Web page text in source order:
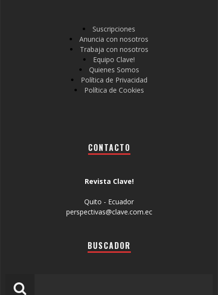
Suscripciones
Anuncia con nosotros
Trabaja con nosotros
Equipo Clave!
Quienes Somos
Política de Privacidad
Política de Cookies
CONTACTO
Revista Clave!
Quito - Ecuador
perspectivas@clave.com.ec
BUSCADOR